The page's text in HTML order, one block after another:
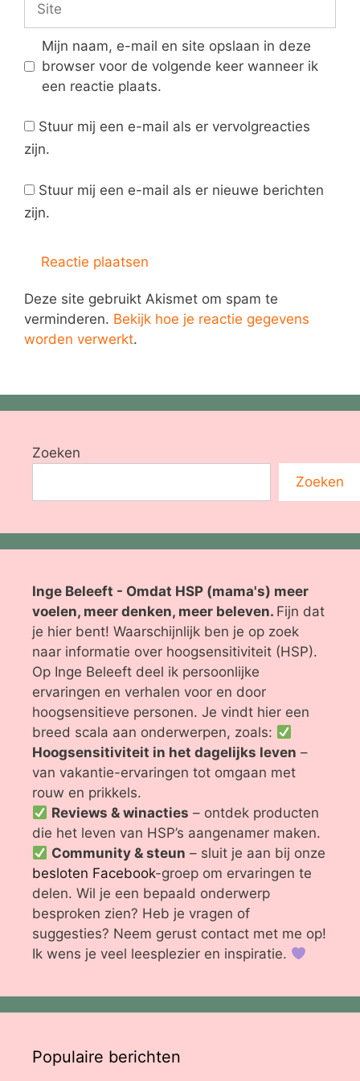
Mijn naam, e-mail en site opslaan in deze
browser voor de volgende keer wanneer ik
een reactie plaats.
Stuur mij een e-mail als er vervolgreacties
zijn.
Stuur mij een e-mail als er nieuwe berichten
zijn.
Deze site gebruikt Akismet om spam te
verminderen. Bekijk hoe je reactie gegevens
worden verwerkt.
Zoeken
Zoeken
Inge Beleeft - Omdat HSP (mama's) meer
voelen, meer denken, meer beleven. Fijn dat
je hier bent! Waarschijnlijk ben je op zoek
naar informatie over hoogsensitiviteit (HSP).
Op Inge Beleeft deel ik persoonlijke
ervaringen en verhalen voor en door
hoogsensitieve personen. Je vindt hier een
breed scala aan onderwerpen, zoals:
Hoogsensitiviteit in het dagelijks leven –
van vakantie-ervaringen tot omgaan met
rouw en prikkels.
Reviews & winacties – ontdek producten
die het leven van HSP’s aangenamer maken.
Community & steun – sluit je aan bij onze
besloten Facebook-groep om ervaringen te
delen. Wil je een bepaald onderwerp
besproken zien? Heb je vragen of
suggesties? Neem gerust contact met me op!
Ik wens je veel leesplezier en inspiratie.
Populaire berichten